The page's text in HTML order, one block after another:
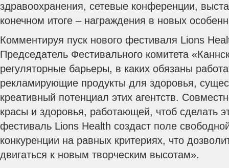
здравоохранения, сетевые конференции,
конечном итоге – награждения в новых
Комментируя пуск нового фестиваля Lions
Председатель Фестивального комитета
регуляторные барьеры, в каких обязаны
рекламирующие продукты для здоровья,
креативный потенциал этих агентств.
красы и здоровья, работающей, чтоб сделать
фестиваль Lions Health создаст поле
конкуренции на равных критериях, что
двигаться к новым творческим высотам».